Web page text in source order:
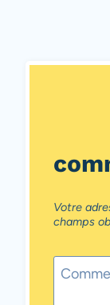
Votre
champs